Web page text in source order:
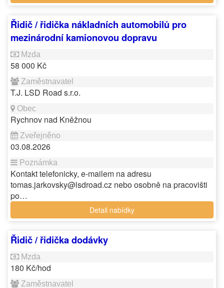
Řidič / řidička nákladních automobilů pro
mezinárodní kamionovou dopravu
58 000 Kč
T.J. LSD Road s.r.o.
Rychnov nad Kněžnou
03.08.2026
Kontakt telefonicky, e-mailem na adresu
tomas.jarkovsky@lsdroad.cz nebo osobně na pracovišti
po…
Detail nabídky
Řidič / řidička dodávky
180 Kč/hod